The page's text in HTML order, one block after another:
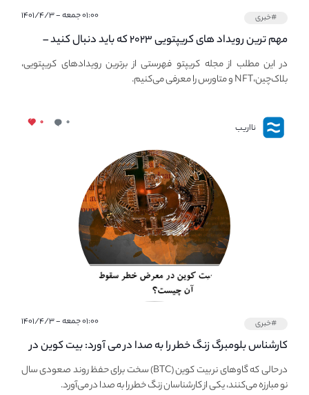
#خبری ۰۱:۰۰ جمعه - ۱۴۰۱/۴/۳
مهم ترین رویداد های کریپتویی ۲۰۲۳ که باید دنبال کنید –
معرفی بهترین رویداد های جهانی
در این مطلب از مجله کریپتو فهرستی از برترین رویدادهای کریپتویی،
بلاک‌چین،NFT و متاورس را معرفی می‌کنیم.
نااریب ۰ ۰
#خبری ۰۱:۰۰ جمعه - ۱۴۰۱/۴/۳
کارشناس بلومبرگ زنگ خطر را به صدا در می آورد: بیت کوین در
معرض خطر سقوط بزرگ است - دلیل آن چیست؟در حالی که گاوهای نر بیت کوین (BTC) سخت برای حفظ روند صعودی سال
نو مبارزه می‌کنند، یکی از کارشناسان زنگ خطر را به صدا در می‌آورد.